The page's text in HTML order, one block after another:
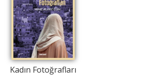
Kadın Fotoğrafları